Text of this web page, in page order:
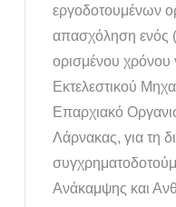
εργοδοτουμένων
απασχόληση ενός
ορισμένου
Εκτελεστικού
Επαρχιακό
Λάρνακας, για τη
Ανάκαμψης και